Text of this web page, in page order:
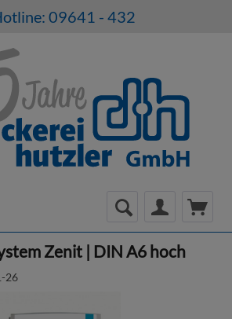
09641 - 432
Zenit | DIN A6 hoch
26